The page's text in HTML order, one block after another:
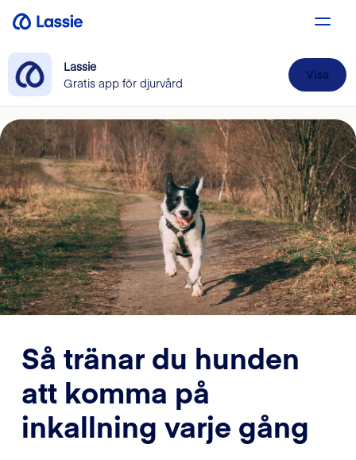
Lassie
Gratis app för djurvård
Visa
Så tränar du hunden
att komma på
inkallning varje gång